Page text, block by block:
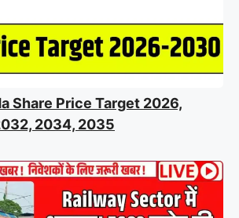
Share Price Target 2026,
2034, 2035